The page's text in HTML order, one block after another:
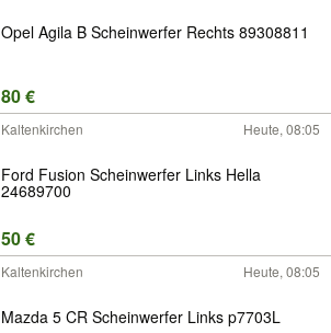
Opel Agila B Scheinwerfer Rechts 89308811
80 €
Kaltenkirchen Heute, 08:05
Ford Fusion Scheinwerfer Links Hella
24689700
50 €
Kaltenkirchen Heute, 08:05
Mazda 5 CR Scheinwerfer Links p7703L